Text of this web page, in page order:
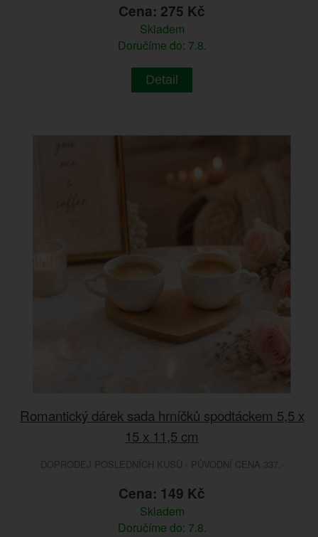
Cena: 275 Kč
Skladem
Doručíme do: 7.8.
Detail
Romantický dárek sada hrníčků spodtáckem 5,5 x
15 x 11,5 cm
DOPRODEJ POSLEDNÍCH KUSŮ - PŮVODNÍ CENA 337.-
Cena: 149 Kč
Skladem
Doručíme do: 7.8.